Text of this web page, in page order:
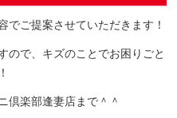
でご提案させていただきます！
ので、キズのことでお困りごと
倶楽部逢妻店まで＾＾